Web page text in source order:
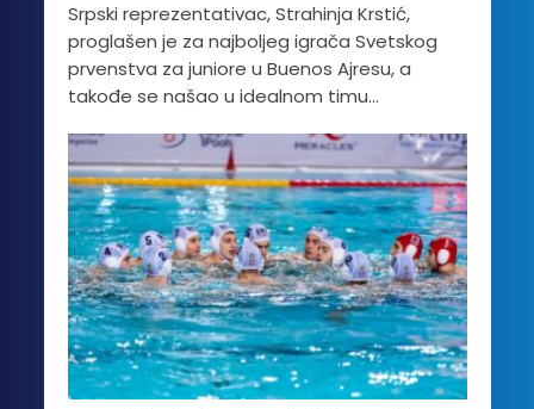
Srpski reprezentativac, Strahinja Krstić,
proglašen je za najboljeg igrača Svetskog
prvenstva za juniore u Buenos Ajresu, a
takođe se našao u idealnom timu...